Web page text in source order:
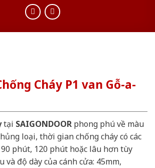
Cháy P1 van Gỗ-a-
tại SAIGONDOOR phong phú về màu
loại, thời gian chống cháy có các
phút, 120 phút hoặc lâu hơn tùy
và độ dày của cánh cửa: 45mm,